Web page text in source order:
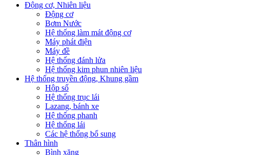
Động cơ, Nhiên liệu
Động cơ
Bơm Nước
Hệ thống làm mát động cơ
Máy phát điện
Máy đề
Hệ thống đánh lửa
Hệ thống kim phun nhiên liệu
Hệ thống truyền động, Khung gầm
Hộp số
Hệ thống trục lái
Lazang, bánh xe
Hệ thống phanh
Hệ thống lái
Các hệ thống bổ sung
Thân hình
Bình xăng